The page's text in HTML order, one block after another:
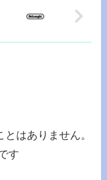
はありません。
す